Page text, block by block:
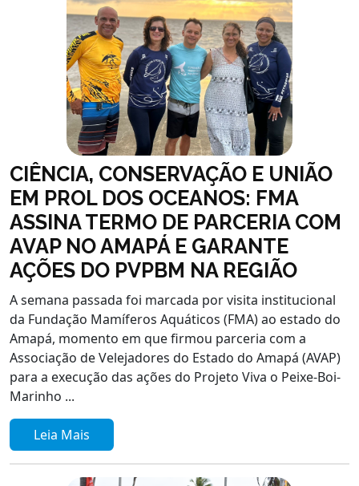
CIÊNCIA, CONSERVAÇÃO E UNIÃO
EM PROL DOS OCEANOS: FMA
ASSINA TERMO DE PARCERIA COM
AVAP NO AMAPÁ E GARANTE
AÇÕES DO PVPBM NA REGIÃO
A semana passada foi marcada por visita institucional
da Fundação Mamíferos Aquáticos (FMA) ao estado do
Amapá, momento em que firmou parceria com a
Associação de Velejadores do Estado do Amapá (AVAP)
para a execução das ações do Projeto Viva o Peixe-Boi-
Marinho ...
Leia Mais